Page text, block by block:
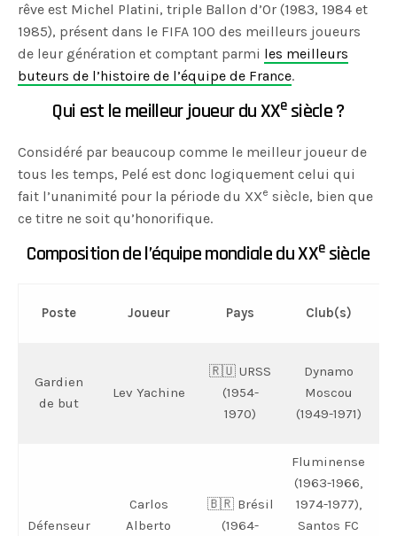
rêve est Michel Platini, triple Ballon d’Or (1983, 1984 et
1985), présent dans le FIFA 100 des meilleurs joueurs
de leur génération et comptant parmi les meilleurs
buteurs de l’histoire de l’équipe de France.
Qui est le meilleur joueur du XXesiècle ?
Considéré par beaucoup comme le meilleur joueur de
tous les temps, Pelé est donc logiquement celui qui
fait l’unanimité pour la période du XXe siècle, bien que
ce titre ne soit qu’honorifique.
Composition de l’équipe mondiale du XXesiècle
Poste Joueur Pays Club(s)
Gardien
de but
Lev Yachine
🇷🇺 URSS
(1954-
1970)
Dynamo
Moscou
(1949-1971)
Défenseur
Carlos
Alberto
🇧🇷 Brésil
(1964-
Fluminense
(1963-1966,
1974-1977),
Santos FC